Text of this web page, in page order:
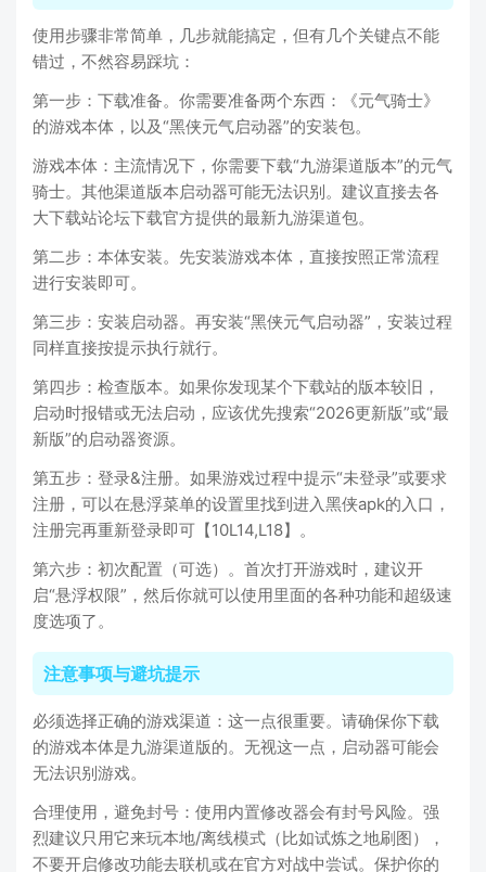
使用步骤非常简单，几步就能搞定，但有几个关键点不能
错过，不然容易踩坑：
第一步：下载准备。你需要准备两个东西：《元气骑士》
的游戏本体，以及“黑侠元气启动器”的安装包。
游戏本体：主流情况下，你需要下载“九游渠道版本”的元气
骑士。其他渠道版本启动器可能无法识别。建议直接去各
大下载站论坛下载官方提供的最新九游渠道包。
第二步：本体安装。先安装游戏本体，直接按照正常流程
进行安装即可。
第三步：安装启动器。再安装“黑侠元气启动器”，安装过程
同样直接按提示执行就行。
第四步：检查版本。如果你发现某个下载站的版本较旧，
启动时报错或无法启动，应该优先搜索“2026更新版”或“最
新版”的启动器资源。
第五步：登录&注册。如果游戏过程中提示“未登录”或要求
注册，可以在悬浮菜单的设置里找到进入黑侠apk的入口，
注册完再重新登录即可【10L14,L18】。
第六步：初次配置（可选）。首次打开游戏时，建议开
启“悬浮权限”，然后你就可以使用里面的各种功能和超级速
度选项了。
注意事项与避坑提示
必须选择正确的游戏渠道：这一点很重要。请确保你下载
的游戏本体是九游渠道版的。无视这一点，启动器可能会
无法识别游戏。
合理使用，避免封号：使用内置修改器会有封号风险。强
烈建议只用它来玩本地/离线模式（比如试炼之地刷图），
不要开启修改功能去联机或在官方对战中尝试。保护你的